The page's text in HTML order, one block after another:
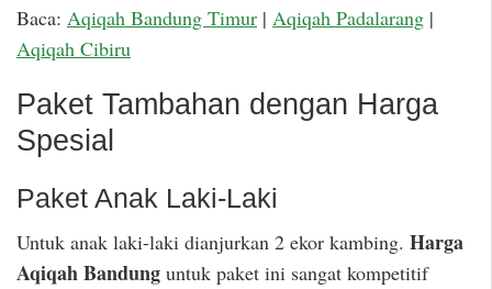
Baca: Aqiqah Bandung Timur | Aqiqah Padalarang |
Aqiqah Cibiru
Paket Tambahan dengan Harga
Spesial
Paket Anak Laki-Laki
Untuk anak laki-laki dianjurkan 2 ekor kambing. Harga
Aqiqah Bandung untuk paket ini sangat kompetitif